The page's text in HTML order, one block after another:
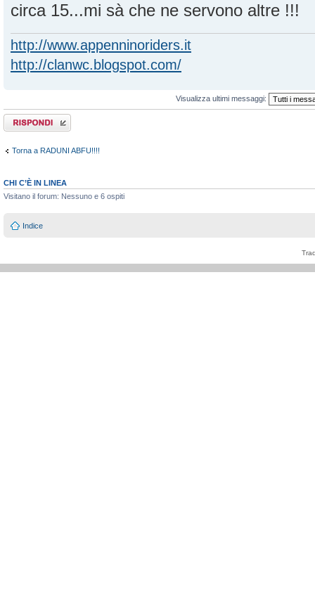
circa 15...mi sà che ne servono altre !!!
http://www.appenninoriders.it
http://clanwc.blogspot.com/
Visualizza ultimi messaggi:
Rispondi al
messaggio
Torna a RADUNI ABFU!!!!
CHI C’È IN LINEA
Visitano il forum: Nessuno e 6 ospiti
Indice